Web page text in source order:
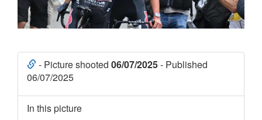
- Picture shooted 06/07/2025- Published
06/07/2025
In this picture